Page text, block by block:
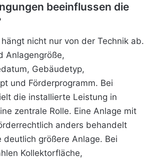
beeinflussen die
nicht nur von der Technik ab.
Anlagengröße,
Gebäudetyp,
und Förderprogramm. Bei
die installierte Leistung in
zentrale Rolle. Eine Anlage mit
anders behandelt
deutlich größere Anlage. Bei
Kollektorfläche,